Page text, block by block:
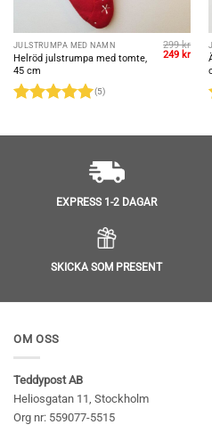
JULSTRUMPA MED NAMN
Helröd julstrumpa med tomte,
45 cm
(5)
299kr
Det
249 krDet
249
kr.
EXPRESS 1-2 DAGAR
SKICKA SOM PRESENT
OM OSS
Teddypost AB
Heliosgatan 11, Stockholm
Org nr: 559077-5515